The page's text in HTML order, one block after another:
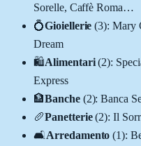
Sorelle, Caffè Roma…
💍Gioiellerie (3):Mary
Dream
🛍️Alimentari (2):
Express
🏦Banche (2):Banca
🥖Panetterie (2):Il
🛋️Arredamento (1):